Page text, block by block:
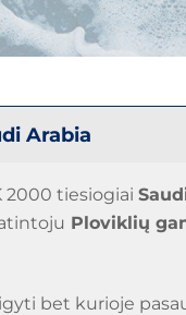
Arabia
2000 tiesiogiai
Ploviklių
bet kurioje